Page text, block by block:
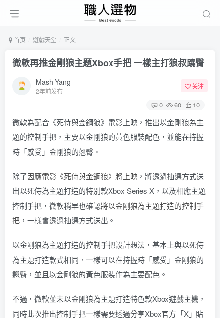
首页 遊戲天堂 正文
微軟再推金剛狼主題Xbox手把 一樣主打狼叔蹺臀
Mash Yang
2年前发布
关注
0 60 10
微軟為配合《死侍與金鋼狼》電影上映，推出以金剛狼為主
題的控制手把，主要以金剛狼的黃色服裝配色，並能在持握
時「感受」金剛狼的翹臀。
除了因應電影《死侍與金鋼狼》將上映 ，將透過抽選方式送
出以死侍為主題打造的特別款Xbox Series X，以及相應主題
控制手把，微軟稍早也確認將以金剛狼為主題打造的控制手
把 ，一樣會透過抽選方式送出。
以金剛狼為主題打造的控制手把設計想法，基本上與以死侍
為主題打造款式相同，一樣可以在持握時「感受」金剛狼的
翹臀，並且以金剛狼的黃色服裝作為主要配色。
不過，微軟並未以金剛狼為主題打造特色款Xbox遊戲主機，
同時此次推出控制手把一樣需要透過分享Xbox官方「X」貼